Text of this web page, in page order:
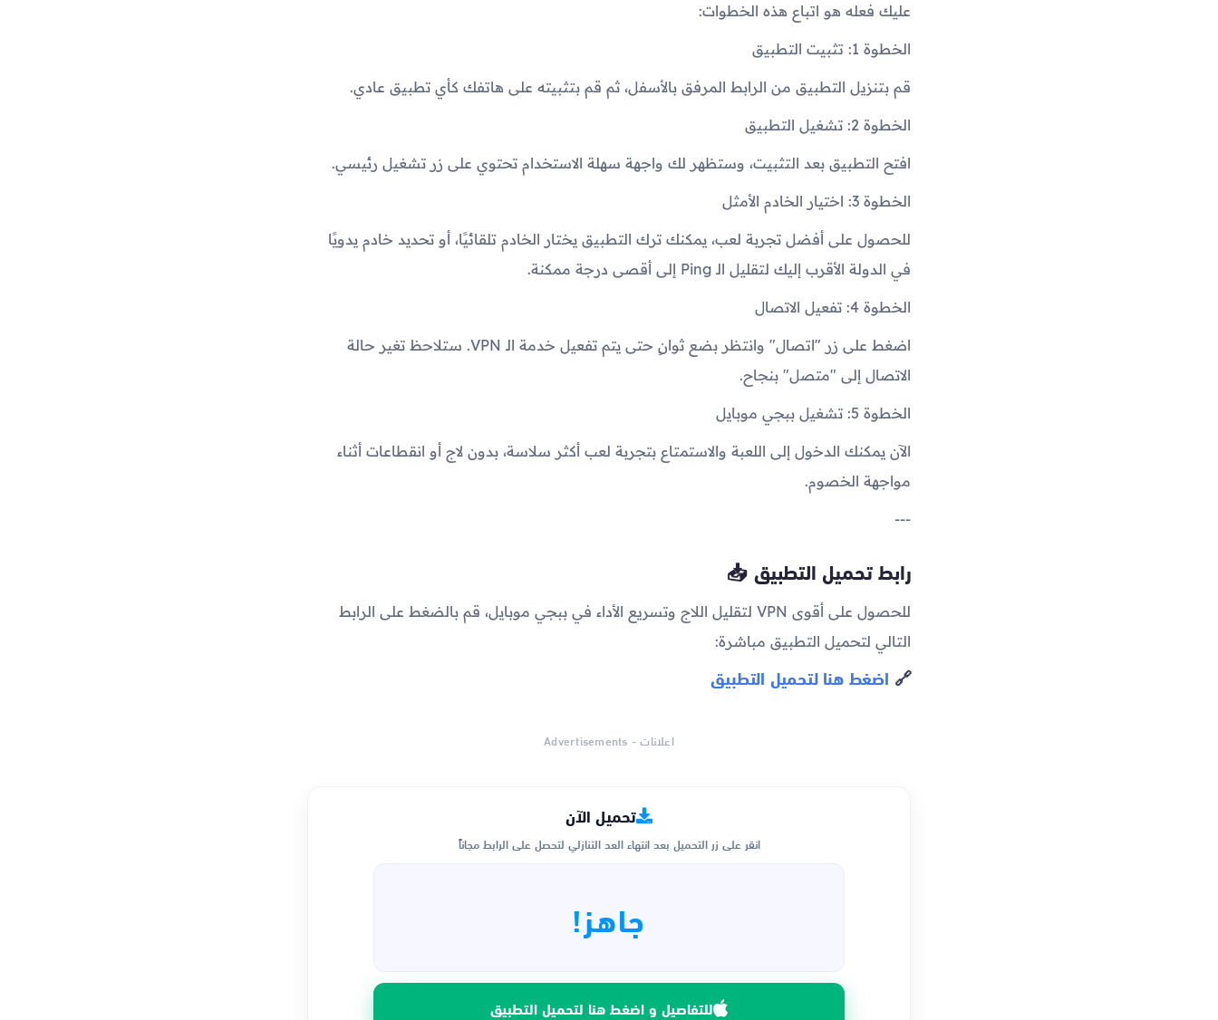
عليك فعله هو اتباع هذه الخطوات:
الخطوة 1: تثبيت التطبيق
قم بتنزيل التطبيق من الرابط المرفق بالأسفل، ثم قم بتثبيته على هاتفك كأي تطبيق عادي.
الخطوة 2: تشغيل التطبيق
افتح التطبيق بعد التثبيت، وستظهر لك واجهة سهلة الاستخدام تحتوي على زر تشغيل رئيسي.
الخطوة 3: اختيار الخادم الأمثل
للحصول على أفضل تجربة لعب، يمكنك ترك التطبيق يختار الخادم تلقائيًا، أو تحديد خادم يدويًا
في الدولة الأقرب إليك لتقليل الـ Ping إلى أقصى درجة ممكنة.
الخطوة 4: تفعيل الاتصال
اضغط على زر "اتصال" وانتظر بضع ثوانٍ حتى يتم تفعيل خدمة الـ VPN. ستلاحظ تغير حالة
الاتصال إلى "متصل" بنجاح.
الخطوة 5: تشغيل ببجي موبايل
الآن يمكنك الدخول إلى اللعبة والاستمتاع بتجربة لعب أكثر سلاسة، بدون لاج أو انقطاعات أثناء
مواجهة الخصوم.
---
رابط تحميل التطبيق 📥
للحصول على أقوى VPN لتقليل اللاج وتسريع الأداء في ببجي موبايل، قم بالضغط على الرابط
التالي لتحميل التطبيق مباشرة:
🔗 اضغط هنا لتحميل التطبيق
اعلانات - Advertisements
تحميل الآن
انقر على زر التحميل بعد انتهاء العد التنازلي لتحصل على الرابط مجاناً
جاهز!
للتفاصيل و اضغط هنا لتحميل التطبيق